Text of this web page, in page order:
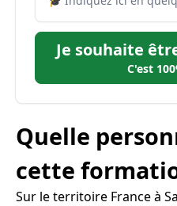
Je souhaite
C'est
Quelle
cette
Sur le territoire France à